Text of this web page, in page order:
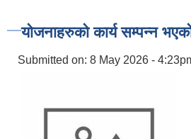
योजनाहरुको कार्य सम्पन्न
Submitted on: 8 May 2026 -